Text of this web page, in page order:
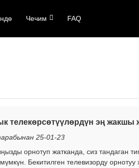
Чечим FAQ
телекөрсөтүүлөрдүн эң жакшы
25-01-23
орнотуп жатканда, сиз тандаган
Бекитилген телевизорду